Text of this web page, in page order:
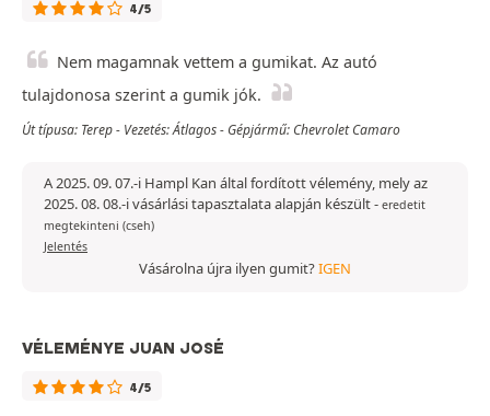
4/5
Nem magamnak vettem a gumikat. Az autó
tulajdonosa szerint a gumik jók.
Út típusa: Terep - Vezetés: Átlagos - Gépjármű: Chevrolet Camaro
A 2025. 09. 07.-i Hampl Kan által fordított vélemény, mely az
2025. 08. 08.-i vásárlási tapasztalata alapján készült- eredetit
megtekinteni (cseh)
Jelentés
Vásárolna újra ilyen gumit?IGEN
VÉLEMÉNYE JUAN JOSÉ
4/5